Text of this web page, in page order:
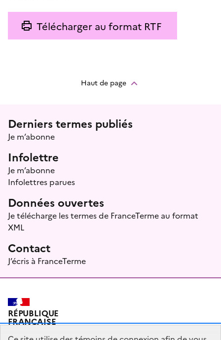
Télécharger au format RTF
Haut de page
Menu prefooter
Derniers termes publiés
Je m’abonne
Infolettre
Je m’abonne
Infolettres parues
Données ouvertes
Je télécharge les termes de FranceTerme au format
XML
Contact
J’écris à FranceTerme
RÉPUBLIQUE
FRANÇAISE